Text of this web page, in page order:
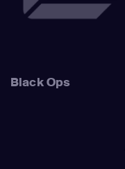
Black Ops